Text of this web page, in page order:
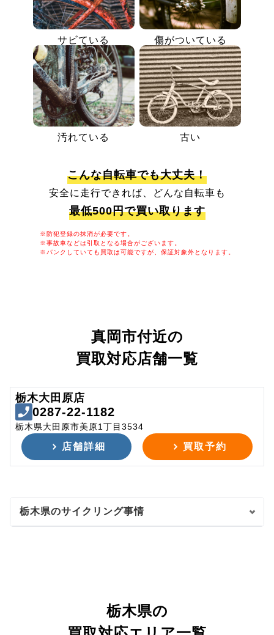
サビている 傷がついている
汚れている 古い
こんな自転車でも大丈夫！
安全に走行できれば、どんな自転車も
最低500円で買い取ります
※防犯登録の抹消が必要です。
※事故車などは引取となる場合がございます。
※パンクしていても買取は可能ですが、保証対象外となります。
真岡市付近の
買取対応店舗一覧
栃木大田原店
0287-22-1182
栃木県大田原市美原1丁目3534
店舗詳細 買取予約
栃木県のサイクリング事情
栃木県の